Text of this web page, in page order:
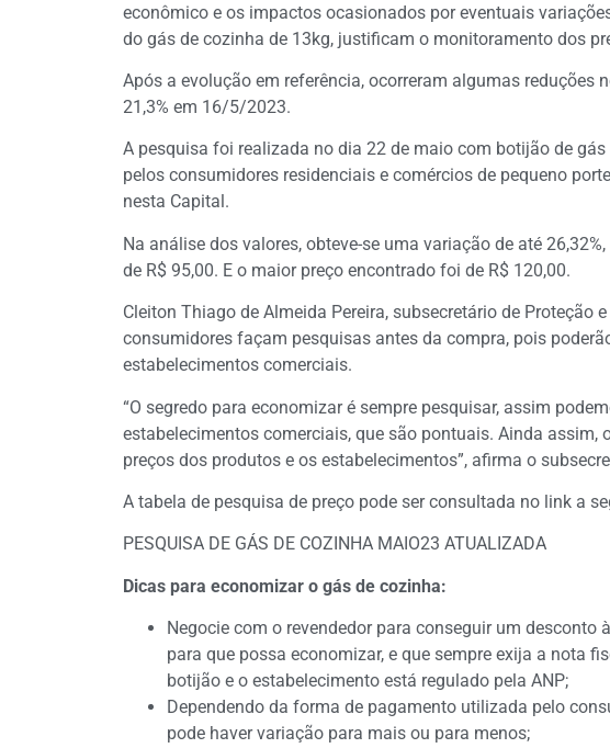
econômico e os impactos ocasionados por eventuais
do gás de cozinha de 13kg, justificam o monitoramento dos
Após a evolução em referência, ocorreram algumas reduções
21,3% em 16/5/2023.
A pesquisa foi realizada no dia 22 de maio com botijão de
pelos consumidores residenciais e comércios de pequeno
nesta Capital.
Na análise dos valores, obteve-se uma variação de até
de R$ 95,00. E o maior preço encontrado foi de R$ 120,00.
Cleiton Thiago de Almeida Pereira, subsecretário de Proteção
consumidores façam pesquisas antes da compra, pois
estabelecimentos comerciais.
“O segredo para economizar é sempre pesquisar, assim
estabelecimentos comerciais, que são pontuais. Ainda
preços dos produtos e os estabelecimentos”, afirma o
A tabela de pesquisa de preço pode ser consultada no link a
PESQUISA DE GÁS DE COZINHA MAIO23 ATUALIZADA
Dicas para economizar o gás de cozinha:
Negocie com o revendedor para conseguir um desconto
para que possa economizar, e que sempre exija a nota
botijão e o estabelecimento está regulado pela ANP;
Dependendo da forma de pagamento utilizada pelo
pode haver variação para mais ou para menos;